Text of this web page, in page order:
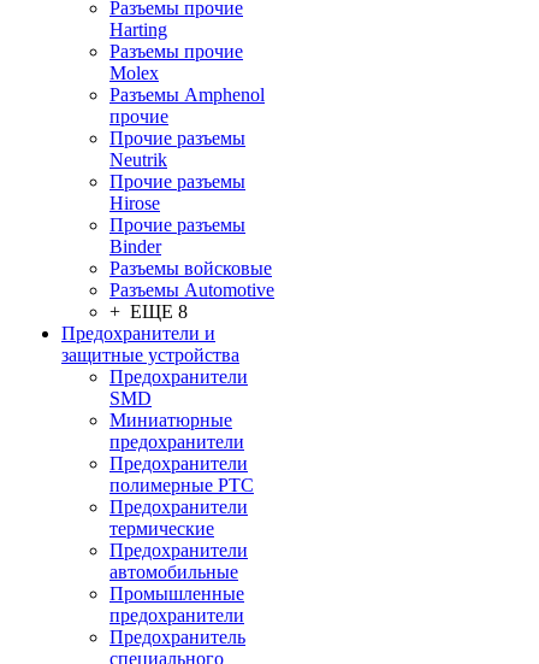
Разъемы прочие
Harting
Разъемы прочие
Molex
Разъемы Amphenol
прочие
Прочие разъемы
Neutrik
Прочие разъемы
Hirose
Прочие разъемы
Binder
Разъемы войсковые
Разъeмы Automotive
+ ЕЩЕ 8
Предохранители и
защитные устройства
Предохранители
SMD
Миниатюрные
предохранители
Предохранители
полимерные PTC
Предохранители
термические
Предохранители
автомобильные
Промышленные
предохранители
Предохранитель
специального